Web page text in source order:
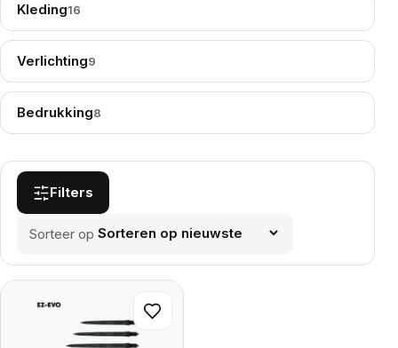
Kleding16
Verlichting9
Bedrukking8
Filters
Sorteer op